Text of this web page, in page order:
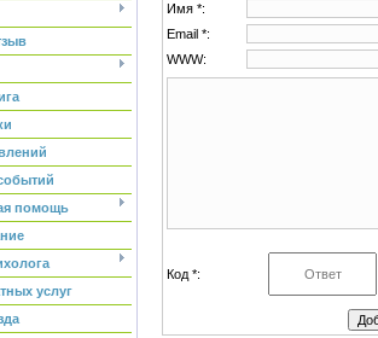
помощь
услуг
Имя *:
Email *:
WWW:
Код *: